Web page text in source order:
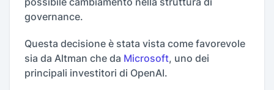
governance.
Questa decisione è stata vista come favorevole
sia da Altman che da Microsoft, uno dei
principali investitori di OpenAI.